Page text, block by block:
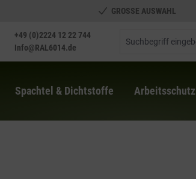
GROSSE AUSWAHL
+49 (0)2224 12 22 744
Info@RAL6014.de
Spachtel & Dichtstoffe Arbeitsschutz